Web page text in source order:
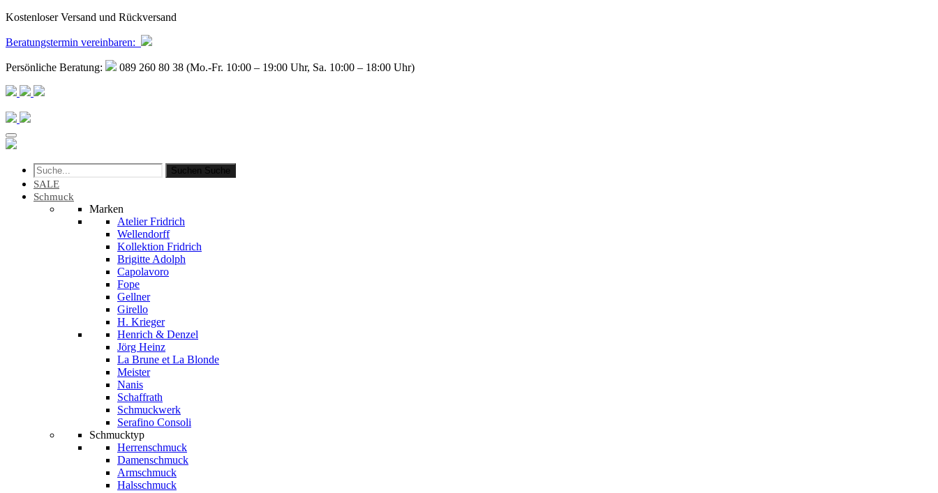
Kostenloser Versand und Rückversand
Beratungstermin vereinbaren:
Persönliche Beratung: 089 260 80 38 (Mo.-Fr. 10:00 – 19:00 Uhr, Sa. 10:00 – 18:00 Uhr)
Suchen Suche
SALE
Schmuck
Marken
Atelier Fridrich
Wellendorff
Kollektion Fridrich
Brigitte Adolph
Capolavoro
Fope
Gellner
Girello
H. Krieger
Henrich & Denzel
Jörg Heinz
La Brune et La Blonde
Meister
Nanis
Schaffrath
Schmuckwerk
Serafino Consoli
Schmucktyp
Herrenschmuck
Damenschmuck
Armschmuck
Halsschmuck